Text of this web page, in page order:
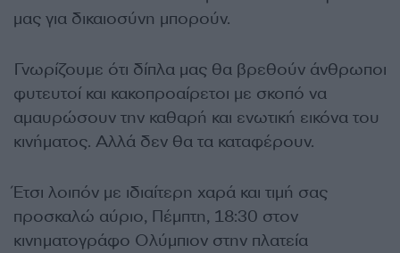
μας για δικαιοσύνη μπορούν.
Γνωρίζουμε ότι δίπλα μας θα βρεθούν άνθρωποι
φυτευτοί και κακοπροαίρετοι με σκοπό να
αμαυρώσουν την καθαρή και ενωτική εικόνα του
κινήματος. Αλλά δεν θα τα καταφέρουν.
Έτσι λοιπόν με ιδιαίτερη χαρά και τιμή σας
προσκαλώ αύριο, Πέμπτη, 18:30 στον
κινηματογράφο Ολύμπιον στην πλατεία